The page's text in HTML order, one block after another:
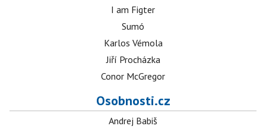
I am Figter
Sumó
Karlos Vémola
Jiří Procházka
Conor McGregor
Osobnosti.cz
Andrej Babiš